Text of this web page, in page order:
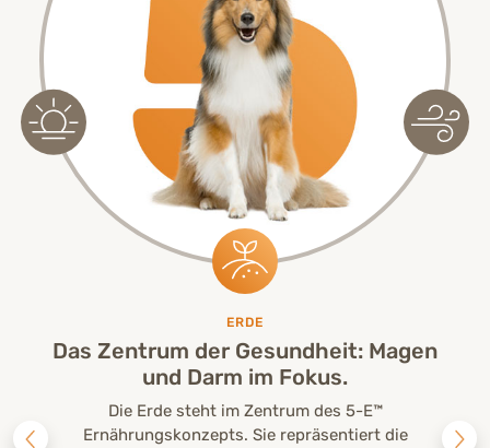
ERDE
Das Zentrum der Gesundheit: Magen
und Darm im Fokus.
Die Erde steht im Zentrum des 5-E™
Ernährungskonzepts. Sie repräsentiert die